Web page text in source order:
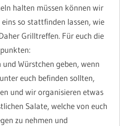
halten müssen können wir
so stattfinden lassen, wie
Grilltreffen. Für euch die
Würstchen geben, wenn
euch befinden sollten,
und wir organisieren etwas
Salate, welche von euch
zu nehmen und